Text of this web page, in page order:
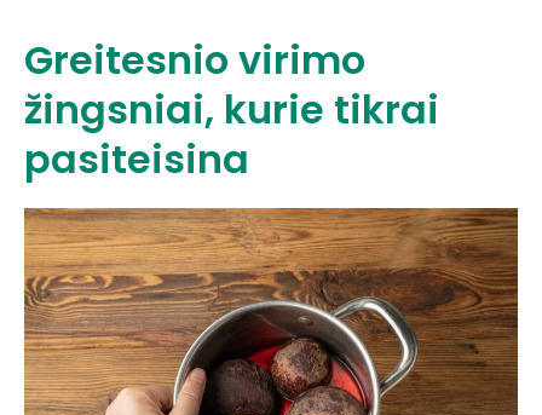
Greitesnio virimo
žingsniai, kurie tikrai
pasiteisina